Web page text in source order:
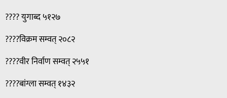
???? युगाब्द ५१२७
????विक्रम सम्वत् २०८२
????वीर निर्वाण सम्वत् २५५१
????बांग्ला सम्वत् १४३२